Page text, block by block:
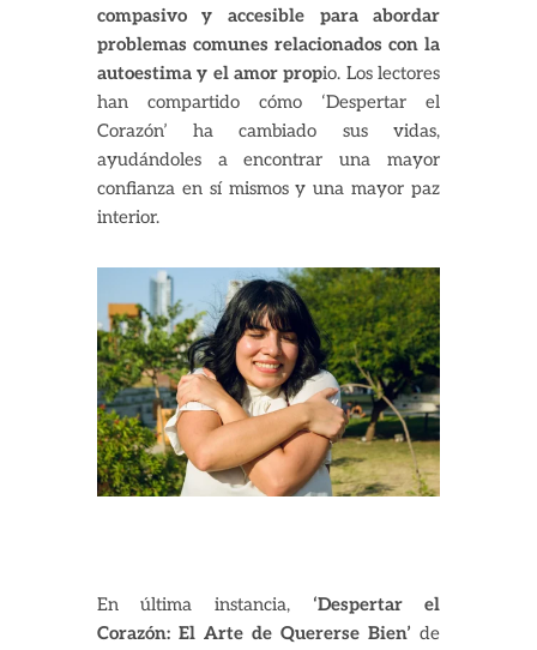
compasivo y accesible para abordar
problemas comunes relacionados con la
autoestima y el amor propio. Los lectores
han compartido cómo ‘Despertar el
Corazón’ ha cambiado sus vidas,
ayudándoles a encontrar una mayor
confianza en sí mismos y una mayor paz
interior.
En última instancia, ‘Despertar el
Corazón: El Arte de Quererse Bien’ de